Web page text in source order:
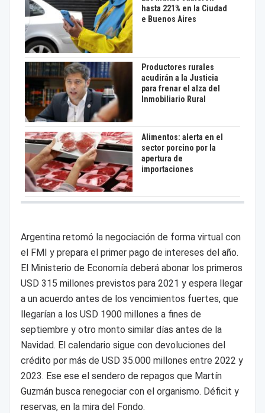
hasta 221% en la Ciudad
e Buenos Aires
Productores rurales
acudirán a la Justicia
para frenar el alza del
Inmobiliario Rural
Alimentos: alerta en el
sector porcino por la
apertura de
importaciones
Argentina retomó la negociación de forma virtual con
el FMI y prepara el primer pago de intereses del año.
El Ministerio de Economía deberá abonar los primeros
USD 315 millones previstos para 2021 y espera llegar
a un acuerdo antes de los vencimientos fuertes, que
llegarían a los USD 1900 millones a fines de
septiembre y otro monto similar días antes de la
Navidad. El calendario sigue con devoluciones del
crédito por más de USD 35.000 millones entre 2022 y
2023. Ese ese el sendero de repagos que Martín
Guzmán busca renegociar con el organismo. Déficit y
reservas, en la mira del Fondo.